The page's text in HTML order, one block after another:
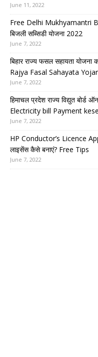
June 11, 2022
Free Delhi Mukhyamantri
बिजली सब्सिडी योजना 2022
June 7, 2022
बिहार राज्य फसल सहायता
Rajya Fasal Sahayata
June 7, 2022
हिमाचल प्रदेश राज्य विद्युत
Electricity bill Payment
June 7, 2022
HP Conductor’s Licence
लाइसेंस कैसे बनाएं? Free Tips
June 7, 2022